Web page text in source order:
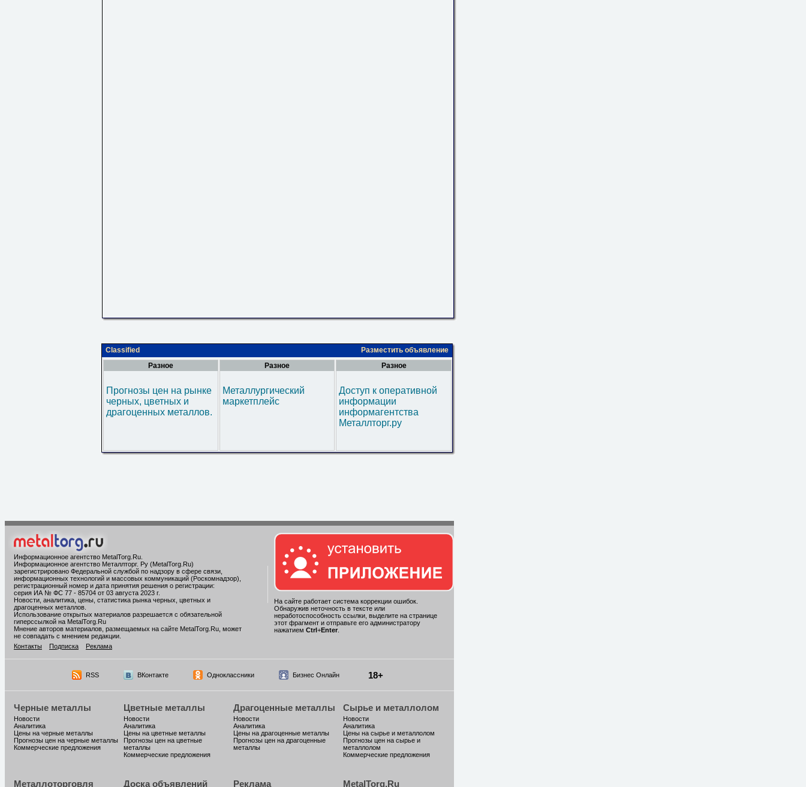
Classified
Разместить объявление
Разное
Прогнозы цен на рынке
черных, цветных и
драгоценных металлов.
Разное
Металлургический
маркетплейс
Разное
Доступ к оперативной
информации
информагентства
Металлторг.ру
Информационное агентство MetalTorg.Ru
Информационное агентство Металлторг. Ру (MetalTorg.Ru)
зарегистрировано Федеральной службой по надзору в сфере связи,
информационных технологий и массовых коммуникаций (Роскомнадзор),
регистрационный номер и дата принятия решения о регистрации:
серия ИА № ФС 77 - 85704 от 03 августа 2023 г.
Новости, аналитика, цены, статистика рынка черных, цветных и
драгоценных металлов.
Использование открытых материалов разрешается с обязательной
гиперссылкой на MetalTorg.Ru
Мнение авторов материалов, размещаемых на сайте MetalTorg.Ru, может
не совпадать с мнением редакции.
Контакты
Подписка Реклама
На сайте работает система коррекции ошибок.
Обнаружив неточность в тексте или
неработоспособность ссылки, выделите на странице
этот фрагмент и отправьте его администратору
нажатием Ctrl +Enter.
RSS ВКонтакте Одноклассники Бизнес Онлайн 18+
Черные металлы
Новости
Аналитика
Цены на черные металлы
Прогнозы цен на черные металлы
Коммерческие предложения
Цветные металлы
Новости
Аналитика
Цены на цветные металлы
Прогнозы цен на цветные
металлы
Коммерческие предложения
Драгоценные металлы
Новости
Аналитика
Цены на драгоценные металлы
Прогнозы цен на драгоценные
металлы
Сырье и металлолом
Новости
Аналитика
Цены на сырье и металлолом
Прогнозы цен на сырье и
металлолом
Коммерческие предложения
Металлоторговля Доска объявлений Реклама MetalTorg.Ru